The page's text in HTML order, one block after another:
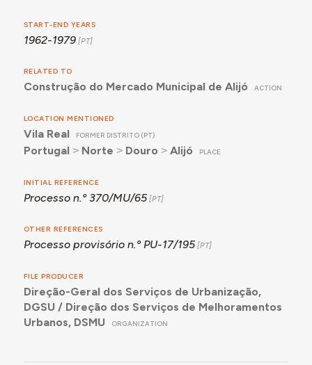
START-END YEARS
1962-1979
RELATED TO
Construção do Mercado Municipal de Alijó ACTION
LOCATION MENTIONED
Vila Real FORMER DISTRITO (PT)
Portugal ˃ Norte ˃ Douro ˃ Alijó PLACE
INITIAL REFERENCE
Processo n.º 370/MU/65
OTHER REFERENCES
Processo provisório n.º PU-17/195
FILE PRODUCER
Direção-Geral dos Serviços de Urbanização,
DGSU / Direção dos Serviços de Melhoramentos
Urbanos, DSMU
ORGANIZATION